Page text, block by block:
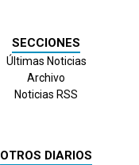
SECCIONES
Últimas Noticias
Archivo
Noticias RSS
OTROS DIARIOS